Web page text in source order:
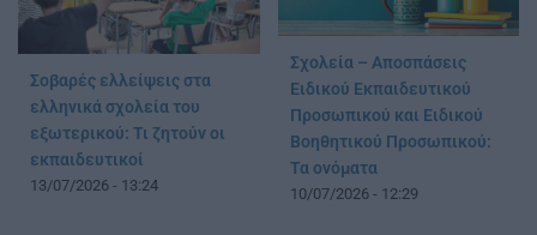
Σοβαρές ελλείψεις στα
ελληνικά σχολεία του
εξωτερικού: Τι ζητούν οι
εκπαιδευτικοί
13/07/2026 - 13:24
Σχολεία – Αποσπάσεις
Ειδικού Εκπαιδευτικού
Προσωπικού και Ειδικού
Βοηθητικού Προσωπικού:
Τα ονόματα
10/07/2026 - 12:29